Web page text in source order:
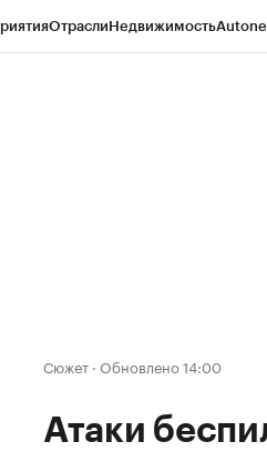
ОтраслиНедвижимость
Сюжет · Обновлено 14:00
Атаки